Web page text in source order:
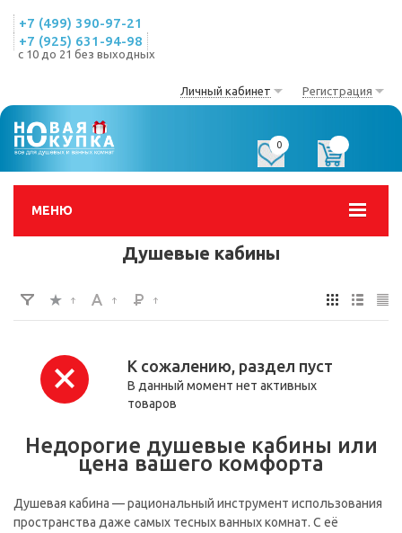
+7 (499) 390-97-21
+7 (925) 631-94-98
с 10 до 21 без выходных
Личный кабинет Регистрация
МЕНЮ
0
Душевые кабины
К сожалению, раздел пуст
В данный момент нет активных
товаров
Недорогие душевые кабины или
цена вашего комфорта
Душевая кабина — рациональный инструмент использования
пространства даже самых тесных ванных комнат. С её